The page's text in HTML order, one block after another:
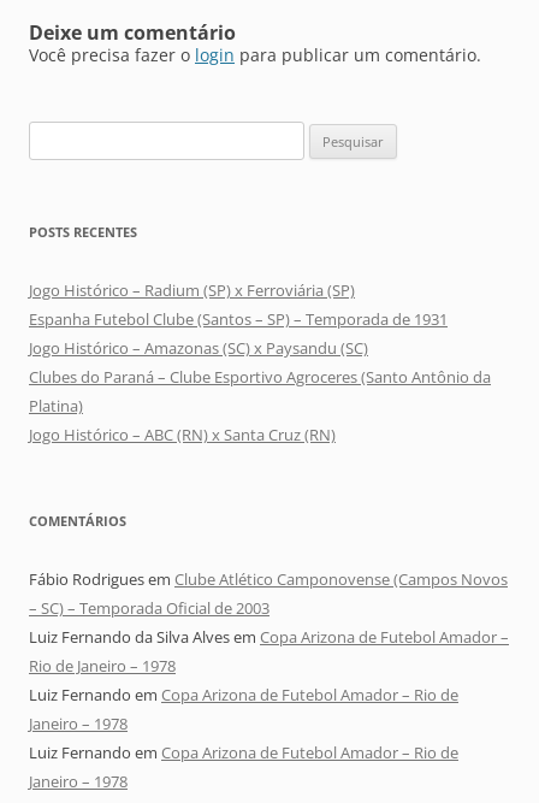
Deixe um comentário
Você precisa fazer o login para publicar um comentário.
por:
POSTS RECENTES
Jogo Histórico – Radium (SP) x Ferroviária (SP)
Espanha Futebol Clube (Santos – SP) – Temporada de 1931
Jogo Histórico – Amazonas (SC) x Paysandu (SC)
Clubes do Paraná – Clube Esportivo Agroceres (Santo Antônio da
Platina)
Jogo Histórico – ABC (RN) x Santa Cruz (RN)
COMENTÁRIOS
Fábio Rodriguesem Clube Atlético Camponovense (Campos Novos
– SC) – Temporada Oficial de 2003
Luiz Fernando da Silva Alvesem Copa Arizona de Futebol Amador –
Rio de Janeiro – 1978
Luiz Fernando em Copa Arizona de Futebol Amador – Rio de
Janeiro – 1978
Luiz Fernando em Copa Arizona de Futebol Amador – Rio de
Janeiro – 1978